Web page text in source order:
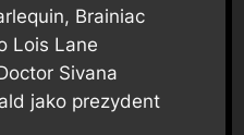
Brainiac
Lois Lane
Sivana
jako prezydent